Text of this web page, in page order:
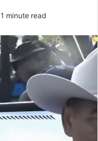
1 minute read